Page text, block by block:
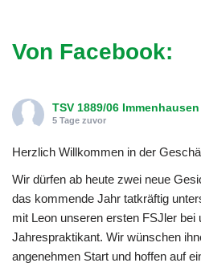
Von Facebook:
TSV 1889/06 Immenhausen
5 Tage zuvor
Herzlich Willkommen in der
Wir dürfen ab heute zwei neue
das kommende Jahr tatkräftig
mit Leon unseren ersten FSJler bei
Jahrespraktikant. Wir wünschen
angenehmen Start und hoffen auf